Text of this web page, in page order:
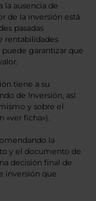
la ausencia de
de la inversión está
pasadas
rentabilidades
puede garantizar que
tiene a su
de Inversión, así
y sobre el
«ver ficha»).
la
y el documento de
decisión final de
inversión que